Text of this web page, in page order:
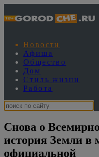
Новости
Афиша
Общество
Дом
Стиль жизни
Работа
Снова о
история Земли в
официальной